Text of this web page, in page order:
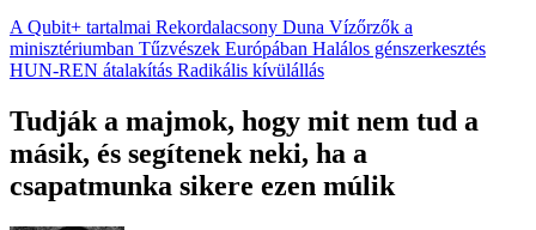
A Qubit+ tartalmai Rekordalacsony Duna Vízőrzők a
minisztériumban Tűzvészek Európában Halálos génszerkesztés
HUN-REN átalakítás Radikális kívülállás
Tudják a majmok, hogy mit nem tud a
másik, és segítenek neki, ha a
csapatmunka sikere ezen múlik